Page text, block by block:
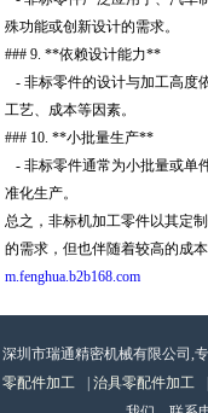
殊功能或创新设计的需求。
### 9. **依赖设计能力**
- 非标零件的设计与加工高度
工艺、成本等因素。
### 10. **小批量生产**
- 非标零件通常为小批量或单
准化生产。
总之，非标机加工零件以其定
的需求，但也伴随着较高的成
m.fenghua.b2b168.com
深圳市瑞通精密机械有限公司,
零配件加工
治具零配件加工